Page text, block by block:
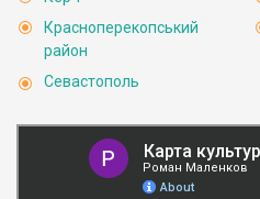
Красноперекопський
район
Севастополь